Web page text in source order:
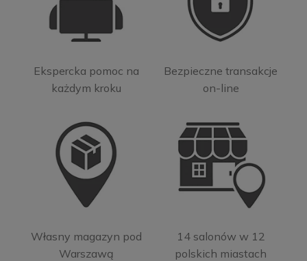
Ekspercka pomoc na
każdym kroku
Bezpieczne transakcje
on-line
Własny magazyn pod
Warszawą
14 salonów w 12
polskich miastach